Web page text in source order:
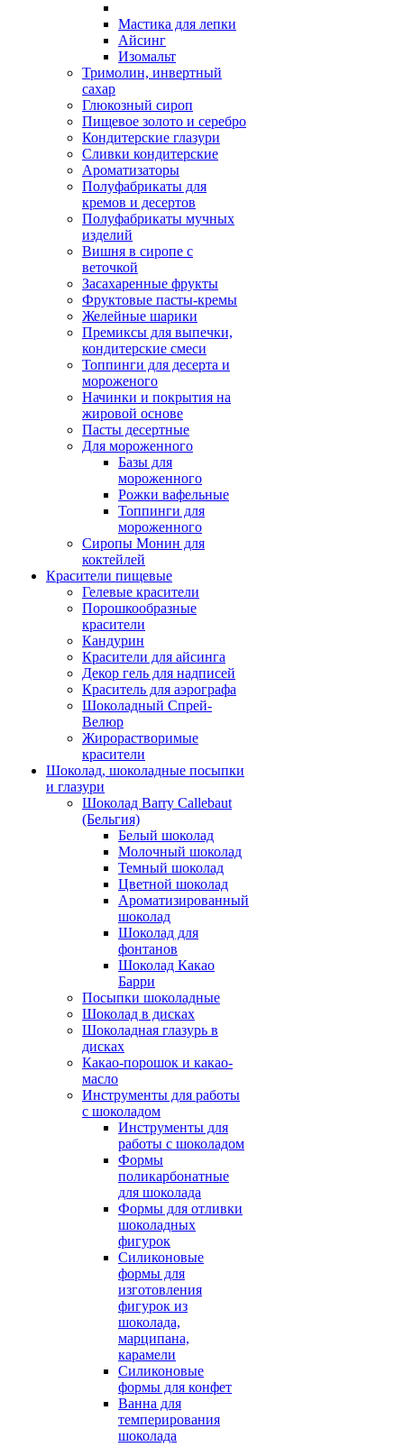
Мастика для лепки
Айсинг
Изомальт
Тримолин, инвертный
сахар
Глюкозный сироп
Пищевое золото и серебро
Кондитерские глазури
Сливки кондитерские
Ароматизаторы
Полуфабрикаты для
кремов и десертов
Полуфабрикаты мучных
изделий
Вишня в сиропе с
веточкой
Засахаренные фрукты
Фруктовые пасты-кремы
Желейные шарики
Премиксы для выпечки,
кондитерские смеси
Топпинги для десерта и
мороженого
Начинки и покрытия на
жировой основе
Пасты десертные
Для мороженного
Базы для
мороженного
Рожки вафельные
Топпинги для
мороженного
Сиропы Монин для
коктейлей
Красители пищевые
Гелевые красители
Порошкообразные
красители
Кандурин
Красители для айсинга
Декор гель для надписей
Краситель для аэрографа
Шоколадный Спрей-
Велюр
Жирорастворимые
красители
Шоколад, шоколадные посыпки
и глазури
Шоколад Barry Callebaut
(Бельгия)
Белый шоколад
Молочный шоколад
Темный шоколад
Цветной шоколад
Ароматизированный
шоколад
Шоколад для
фонтанов
Шоколад Какао
Барри
Посыпки шоколадные
Шоколад в дисках
Шоколадная глазурь в
дисках
Какао-порошок и какао-
масло
Инструменты для работы
с шоколадом
Инструменты для
работы с шоколадом
Формы
поликарбонатные
для шоколада
Формы для отливки
шоколадных
фигурок
Силиконовые
формы для
изготовления
фигурок из
шоколада,
марципана,
карамели
Силиконовые
формы для конфет
Ванна для
темперирования
шоколада